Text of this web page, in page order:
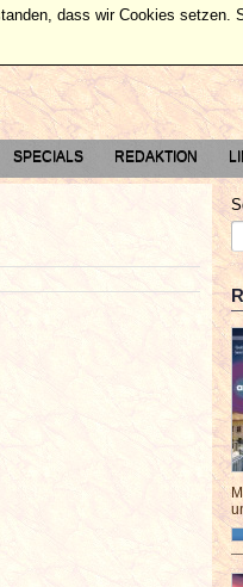
SPECIALS REDAKTION
dass wir Cookies setzen.